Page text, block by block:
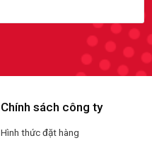
Chính sách công ty
Hình thức đặt hàng